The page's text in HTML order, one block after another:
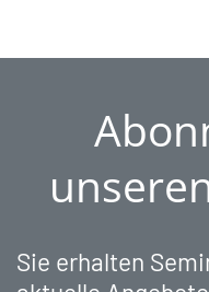
Sie erhalten